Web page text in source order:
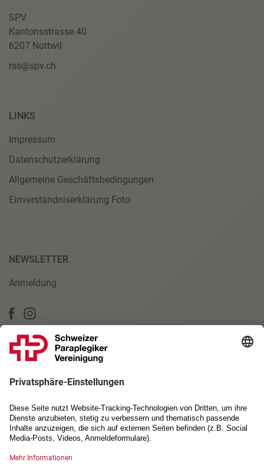
SPV
Kantonsstrasse 40
6207 Nottwil
rss@spv.ch
LINKS
Impressum
Datenschutzerklärung
Allgemeine Geschäftsbedingungen
Einverständniserklärung Foto
NEWSLETTER
Anmeldung